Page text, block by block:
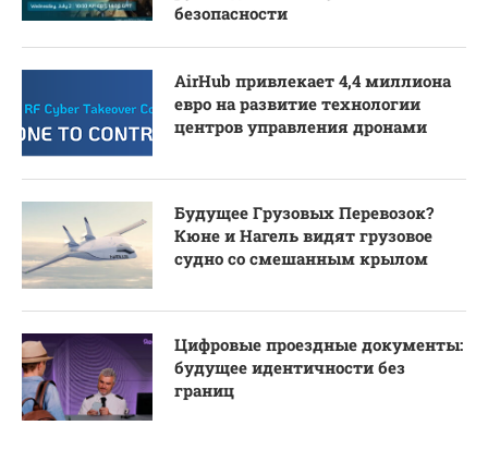
безопасности
AirHub привлекает 4,4 миллиона
евро на развитие технологии
центров управления дронами
Будущее Грузовых Перевозок?
Кюне и Нагель видят грузовое
судно со смешанным крылом
Цифровые проездные документы:
будущее идентичности без
границ